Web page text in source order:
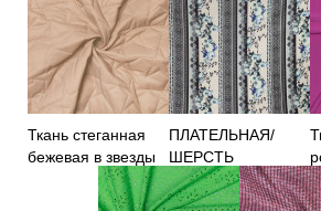
Ткань стеганная
бежевая в звезды
ПЛАТЕЛЬНАЯ/
ШЕРСТЬ